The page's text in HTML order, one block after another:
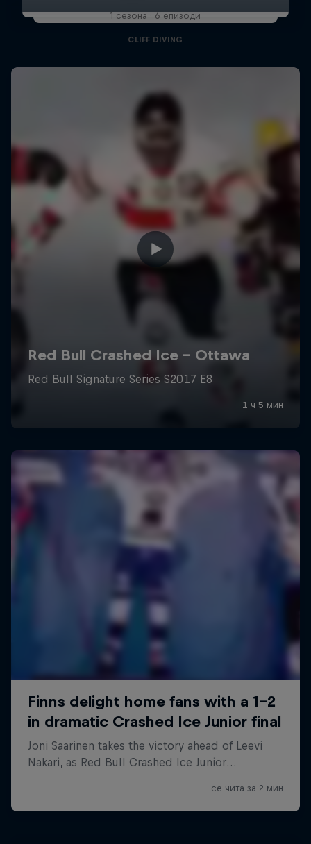
1 сезона · 6 епизоди
CLIFF DIVING